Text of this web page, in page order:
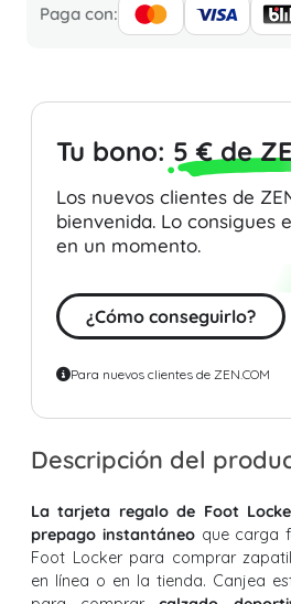
Paga con:
Tu bono: 5 € de
Los nuevos clientes de
bienvenida. Lo consigues
en un momento.
¿Cómo conseguirlo?
Para nuevos clientes de ZEN.COM
Descripción del
La tarjeta regalo de Foot
prepago instantáneoque carga
Foot Locker para comprar
en línea o en la tienda. Canjea